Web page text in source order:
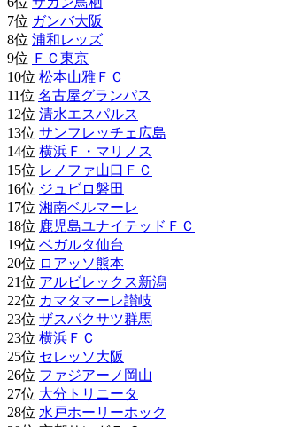
7位 ガンバ大阪
8位 浦和レッズ
9位 ＦＣ東京
10位 松本山雅ＦＣ
11位 名古屋グランパス
12位 清水エスパルス
13位 サンフレッチェ広島
14位 横浜Ｆ・マリノス
15位 レノファ山口 ＦＣ
16位 ジュビロ磐田
17位 湘南ベルマーレ
18位 鹿児島ユナイテッドＦＣ
19位 ベガルタ仙台
20位 ロアッソ熊本
21位 アルビレックス新潟
22位 カマタマーレ讃岐
23位 ザスパクサツ群馬
23位 横浜ＦＣ
25位 セレッソ大阪
26位 ファジアーノ岡山
27位 大分トリニータ
28位 水戸ホーリーホック